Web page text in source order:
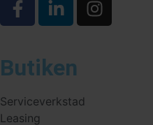
Butiken
Serviceverkstad
Leasing